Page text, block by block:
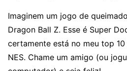
Imaginem um jogo de
Dragon Ball Z. Esse é Super
certamente está no meu top
NES. Chame um amigo (ou